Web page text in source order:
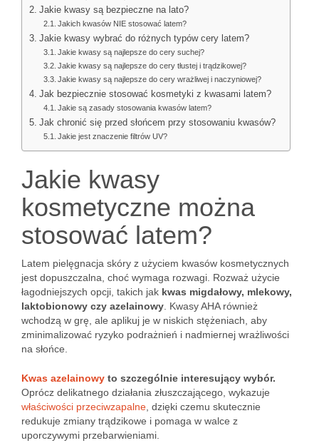
Jakie kwasy są bezpieczne na lato?
Jakich kwasów NIE stosować latem?
Jakie kwasy wybrać do różnych typów cery latem?
Jakie kwasy są najlepsze do cery suchej?
Jakie kwasy są najlepsze do cery tłustej i trądzikowej?
Jakie kwasy są najlepsze do cery wrażliwej i naczyniowej?
Jak bezpiecznie stosować kosmetyki z kwasami latem?
Jakie są zasady stosowania kwasów latem?
Jak chronić się przed słońcem przy stosowaniu kwasów?
Jakie jest znaczenie filtrów UV?
Jakie kwasy
kosmetyczne można
stosować latem?
Latem pielęgnacja skóry z użyciem kwasów kosmetycznych
jest dopuszczalna, choć wymaga rozwagi. Rozważ użycie
łagodniejszych opcji, takich jak kwas migdałowy, mlekowy,
laktobionowy czy azelainowy . Kwasy AHA również
wchodzą w grę, ale aplikuj je w niskich stężeniach, aby
zminimalizować ryzyko podrażnień i nadmiernej wrażliwości
na słońce.
Kwas azelainowy to szczególnie interesujący wybór.
Oprócz delikatnego działania złuszczającego, wykazuje
właściwości przeciwzapalne , dzięki czemu skutecznie
redukuje zmiany trądzikowe i pomaga w walce z
uporczywymi przebarwieniami.